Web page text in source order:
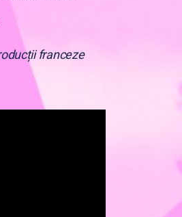
franceze